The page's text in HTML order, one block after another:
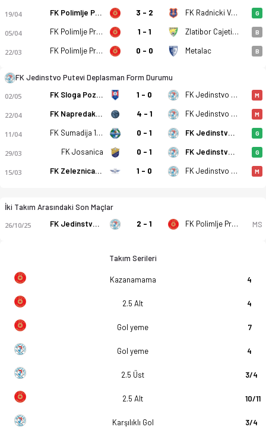
19/04 FK Polimlje Prijepolje 3 - 2 FK Radnicki Valjevo G
05/04 FK Polimlje Prijepolje 1 - 1 Zlatibor Cajetina B
22/03 FK Polimlje Prijepolje 0 - 0 Metalac B
FK Jedinstvo Putevi Deplasman Form Durumu
02/05 FK Sloga Pozega 1 - 0 FK Jedinstvo Putevi M
22/04 FK Napredak Markovac 4 - 1 FK Jedinstvo Putevi M
11/04 FK Sumadija 1903 Kragujevac 0 - 1 FK Jedinstvo Putevi G
29/03 FK Josanica 0 - 1 FK Jedinstvo Putevi G
15/03 FK Zeleznicar Lajkovac 1 - 0 FK Jedinstvo Putevi M
İki Takım Arasındaki Son Maçlar
26/10/25 FK Jedinstvo Putevi 2 - 1 FK Polimlje Prijepolje MS
Takım Serileri
Kazanamama 4
2.5 Alt 4
Gol yeme 7
Gol yeme 4
2.5 Üst 3/4
2.5 Alt 10/11
Karşılıklı Gol 3/4